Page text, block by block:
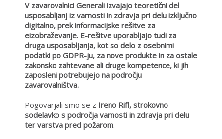
V zavarovalnici Generali izvajajo teoretični del
usposabljanj iz varnosti in zdravja pri delu izključno
digitalno, prek informacijske rešitve za
eizobraževanje. E-rešitve uporabljajo tudi za
druga usposabljanja, kot so delo z osebnimi
podatki po GDPR-ju, za nove produkte in za ostale
zakonsko zahtevane ali druge kompetence, ki jih
zaposleni potrebujejo na področju
zavarovalništva.
Pogovarjali smo se z Ireno Rifl, strokovno
sodelavko s področja varnosti in zdravja pri delu
ter varstva pred požarom.